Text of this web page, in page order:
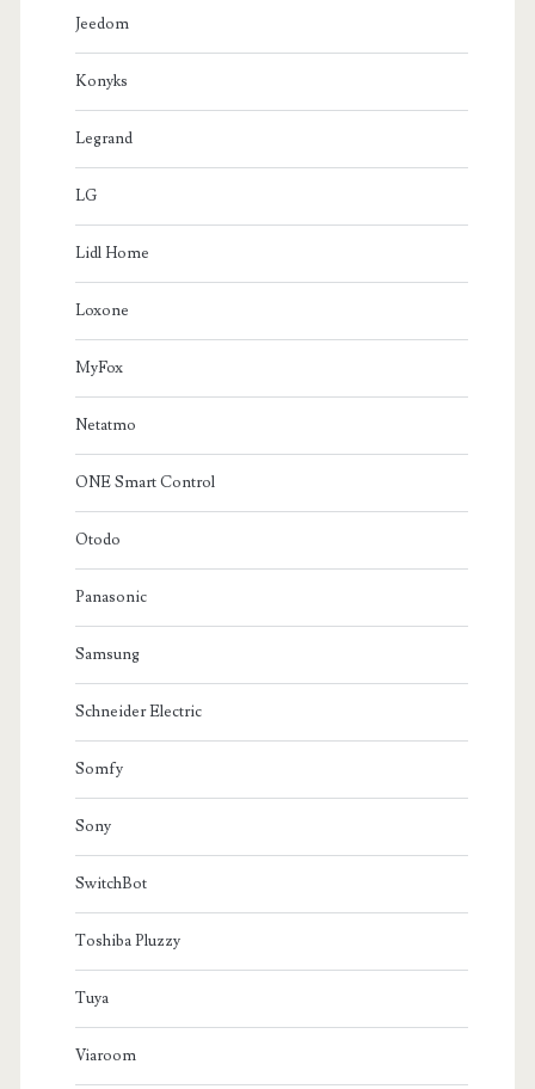
Jeedom
Konyks
Legrand
LG
Lidl Home
Loxone
MyFox
Netatmo
ONE Smart Control
Otodo
Panasonic
Samsung
Schneider Electric
Somfy
Sony
SwitchBot
Toshiba Pluzzy
Tuya
Viaroom